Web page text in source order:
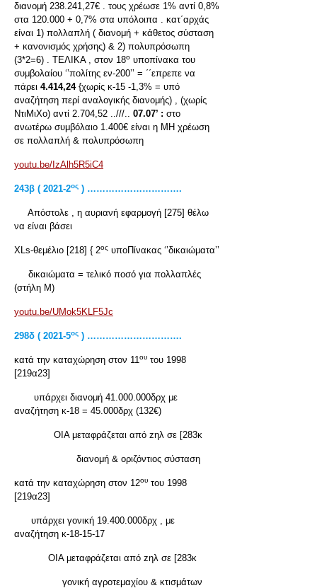
διανομή 238.241,27€ . τους χρέωσε 1% αντί 0,8%
στα 120.000 + 0,7% στα υπόλοιπα . κατ΄αρχάς
είναι 1) πολλαπλή ( διανομή + κάθετος σύσταση
+ κανονισμός χρήσης) & 2) πολυπρόσωπη
(3*2=6) . ΤΕΛΙΚΑ , στον 18ο υποπίνακα του
συμβολαίου ‘’πολίτης εν-200’’ = ΄΄επρεπε να
πάρει 4.414,24{χωρίς κ-15 -1,3% = υπό
αναζήτηση περί αναλογικής διανομής) , (χωρίς
ΝτιΜιΧο) αντί 2.704,52 ..///.. 07.07’ : στο
ανωτέρω συμβόλαιο 1.400€ είναι η ΜΗ χρέωση
σε πολλαπλή & πολυπρόσωπη
youtu.be/IzAlh5R5iC4
243β ( 2021-2ος ) ………………………….
Απόστολε , η αυριανή εφαρμογή [275] θέλω
να είναι βάσει
XLs-θεμέλιο [218] { 2ος υποΠίνακας ‘’δικαιώματα’’
δικαιώματα = τελικό ποσό για πολλαπλές
(στήλη Μ)
youtu.be/UMok5KLF5Jc
298δ ( 2021-5ος ) ………………………….
κατά την καταχώρηση στον 11ου του 1998
[219α23]
υπάρχει διανομή 41.000.000δρχ με
αναζήτηση κ-18 = 45.000δρχ (132€)
ΟΙΑ μεταφράζεται από zηλ σε [283κ
διανομή & οριζόντιος σύσταση
κατά την καταχώρηση στον 12ου του 1998
[219α23]
υπάρχει γονική 19.400.000δρχ , με
αναζήτηση κ-18-15-17
ΟΙΑ μεταφράζεται από zηλ σε [283κ
γονική αγροτεμαχίου & κτισμάτων